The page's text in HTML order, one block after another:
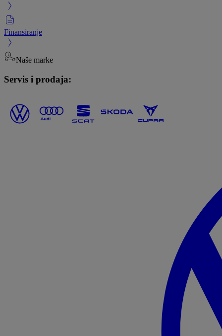
Finansiranje
Naše marke
Servis i prodaja: